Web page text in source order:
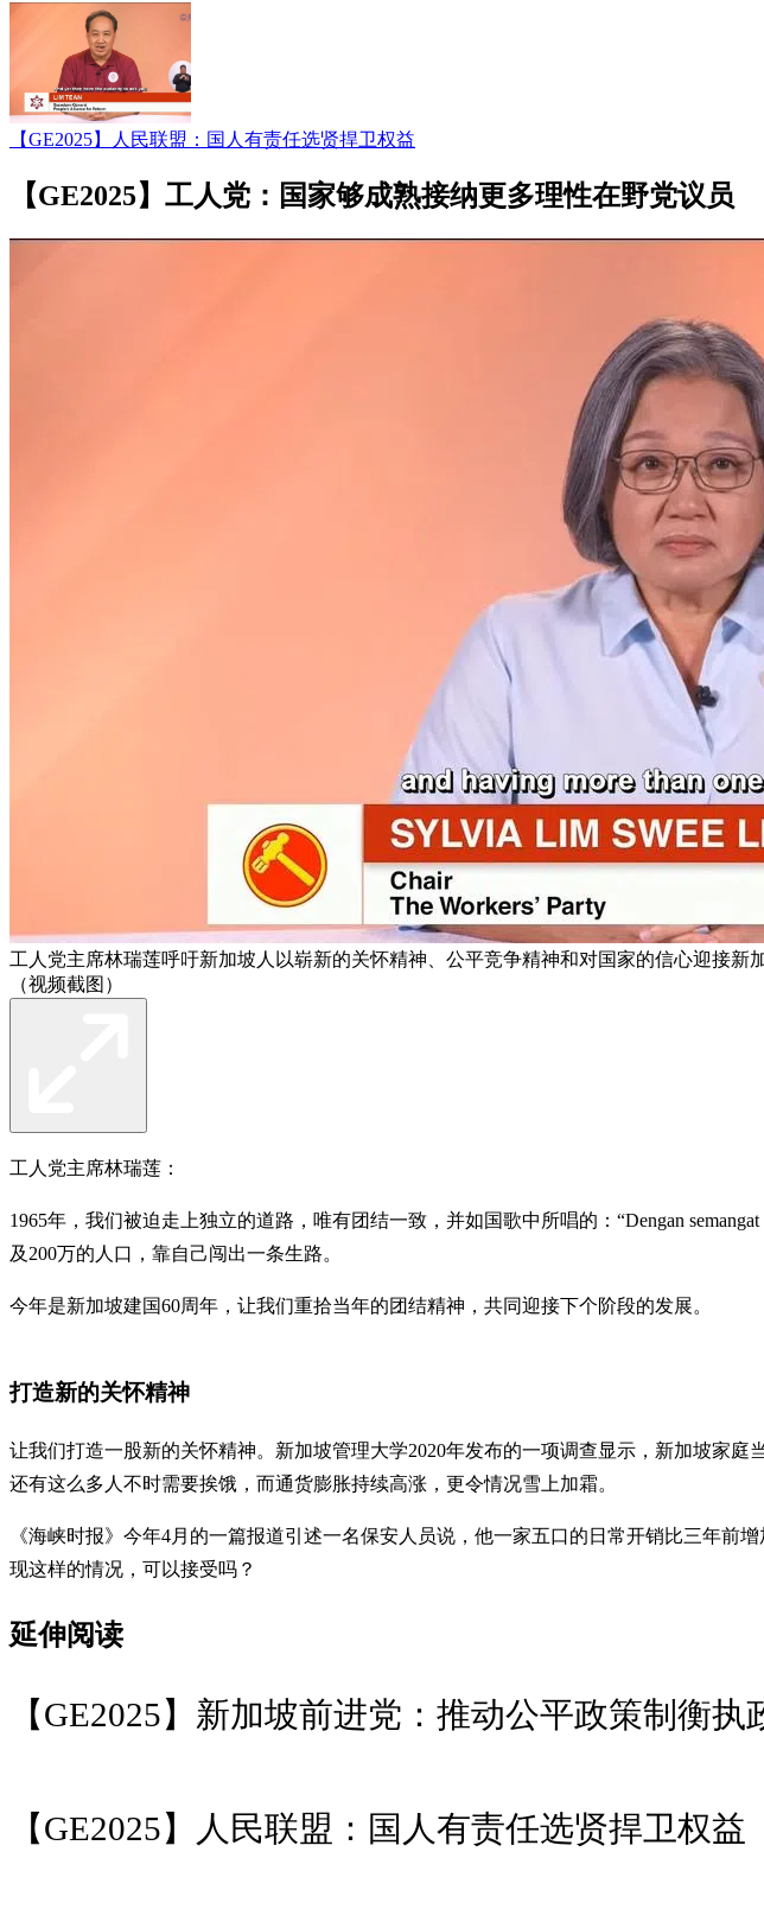
【GE2025】人民联盟：国人有责任选贤捍卫权益
【GE2025】工人党：国家够成熟接纳更多理性在野党议员
工人党主席林瑞莲呼吁新加坡人以崭新的关怀精神、公平竞争精神和对国家的信心迎接
（视频截图）
工人党主席林瑞莲：
1965年，我们被迫走上独立的道路，唯有团结一致，并如国歌中所唱的：“Dengan
及200万的人口，靠自己闯出一条生路。
今年是新加坡建国60周年，让我们重拾当年的团结精神，共同迎接下个阶段的发展。
打造新的关怀精神
让我们打造一股新的关怀精神。新加坡管理大学2020年发布的一项调查显示，新加坡家
还有这么多人不时需要挨饿，而通货膨胀持续高涨，更令情况雪上加霜。
《海峡时报》今年4月的一篇报道引述一名保安人员说，他一家五口的日常开销比三年
现这样的情况，可以接受吗？
延伸阅读
【GE2025】新加坡前进党：推动公平政策制衡执
【GE2025】人民联盟：国人有责任选贤捍卫权益